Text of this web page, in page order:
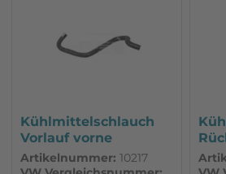
Kühlmittelschlauch
Vorlauf vorne
passend für VW T3
Artikelnummer: 10217